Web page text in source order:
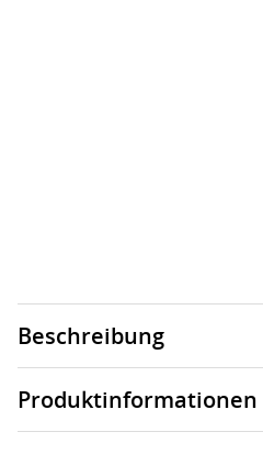
Beschreibung
Produktinformationen